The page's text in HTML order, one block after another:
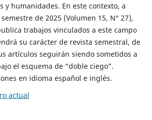
y humanidades. En este contexto, a
de 2025 (Volumen 15, N° 27),
trabajos vinculados a este campo
su carácter de revista semestral, de
artículos seguirán siendo sometidos a
el esquema de “doble ciego”.
en idioma español e inglés.
actual